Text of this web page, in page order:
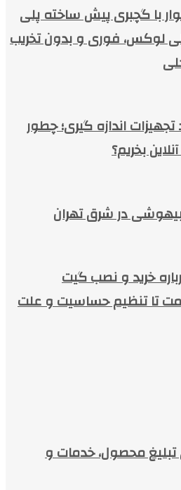
با گچبری پیش ساخته پلی
لوکس، فوری و بدون تخریب
اندازه گیری؛ چطور
بخریم؟
در شرق تهران
خرید و نصب گیت
تا تنظیم حساسیت و علت
محصول، خدمات و